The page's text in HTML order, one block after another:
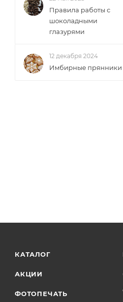
Правила работы с
шоколадными
глазурями
12 декабря 2024
Имбирные прянники
КАТАЛОГ
АКЦИИ
ФОТОПЕЧАТЬ